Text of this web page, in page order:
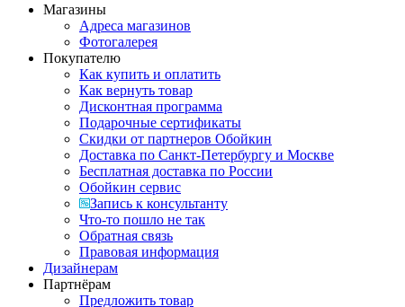
Магазины
Адреса магазинов
Фотогалерея
Покупателю
Как купить и оплатить
Как вернуть товар
Дисконтная программа
Подарочные сертификаты
Скидки от партнеров Обойкин
Доставка по Санкт-Петербургу и Москве
Бесплатная доставка по России
Обойкин сервис
Запись к консультанту
Что-то пошло не так
Обратная связь
Правовая информация
Дизайнерам
Партнёрам
Предложить товар